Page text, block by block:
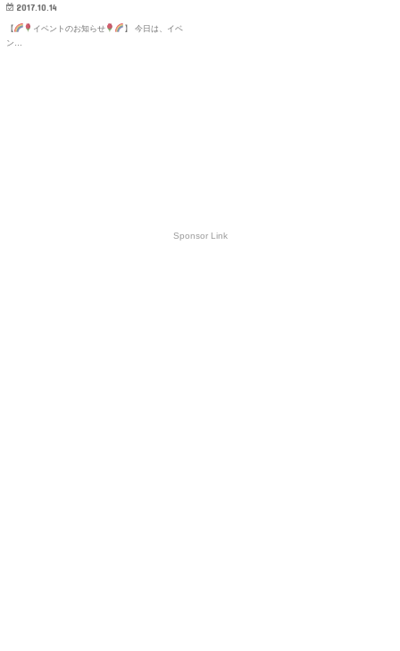
2017.10.14
【 イベントのお知らせ
】 今日は、イベ
ン…
Sponsor Link